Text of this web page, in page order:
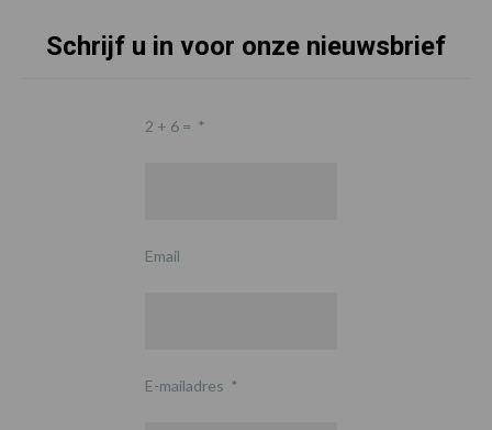
Schrijf u in voor onze nieuwsbrief
2 + 6 = *
Email
E-mailadres *